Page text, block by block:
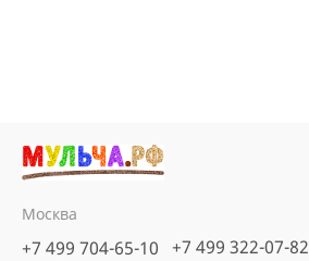
Москва
+7 499 704-65-10 +7 499 322-07-82